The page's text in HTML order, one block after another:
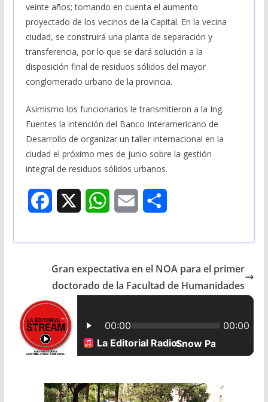
veinte años; tomando en cuenta el aumento
proyectado de los vecinos de la Capital. En la vecina
ciudad, se construirá una planta de separación y
transferencia, por lo que se dará solución a la
disposición final de residuos sólidos del mayor
conglomerado urbano de la provincia.
Asimismo los funcionarios le transmitieron a la Ing.
Fuentes la intención del Banco Interamericano de
Desarrollo de organizar un taller internacional en la
ciudad el próximo mes de junio sobre la gestión
integral de residuos sólidos urbanos.
e
o
o
W
t
s
A
p
i
l
r
e
Gran expectativa en el NOA para el primer
doctorado de la Facultad de Humanidades